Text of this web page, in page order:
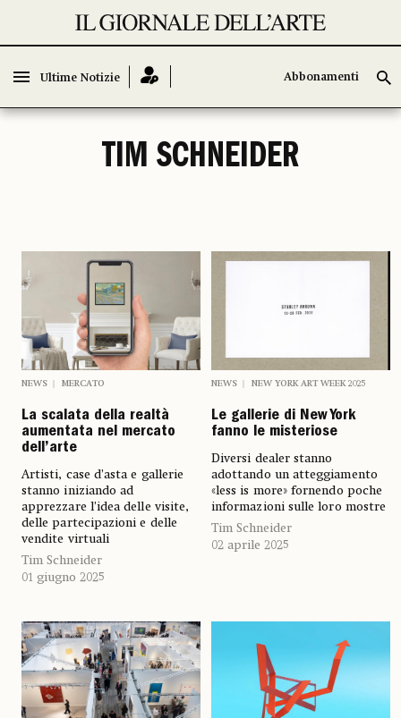
Ultime Notizie Abbonamenti
Ultime Notizie Abbonamenti
TIM SCHNEIDER
NEWS MERCATO
La scalata della realtà
aumentata nel mercato
dell’arte
Artisti, case d’asta e gallerie
stanno iniziando ad
apprezzare l’idea delle visite,
delle partecipazioni e delle
vendite virtuali
Tim Schneider
01 giugno 2025
NEWS NEW YORK ART WEEK 2025
Le gallerie di New York
fanno le misteriose
Diversi dealer stanno
adottando un atteggiamento
«less is more» fornendo poche
informazioni sulle loro mostre
Tim Schneider
02 aprile 2025